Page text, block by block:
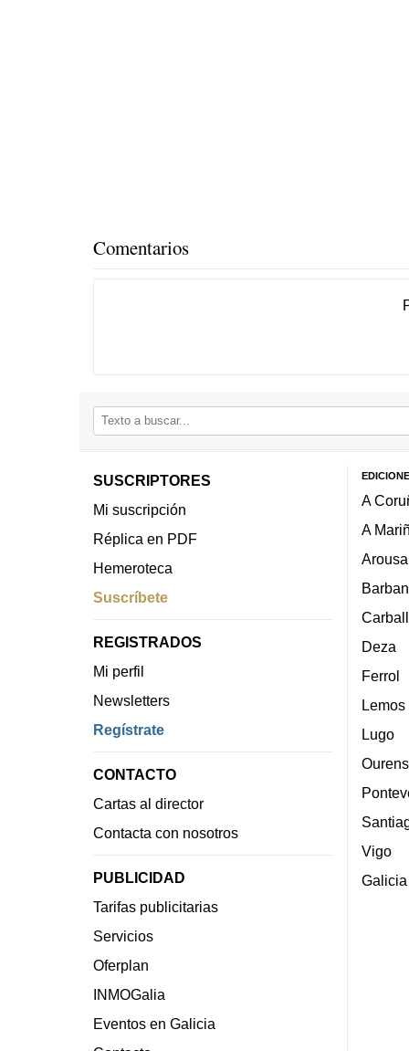
Comentarios
SUSCRIPTORES
Mi suscripción
Réplica en PDF
Hemeroteca
Suscríbete
REGISTRADOS
Mi perfil
Newsletters
Regístrate
CONTACTO
Cartas al director
Contacta con nosotros
PUBLICIDAD
Tarifas publicitarias
Servicios
Oferplan
INMOGalia
Eventos en Galicia
A
A
Arousa
Deza
Ferrol
Lemos
Lugo
Vigo